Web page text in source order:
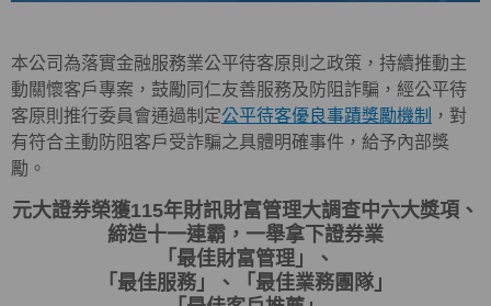
本公司為落實金融服務業公平待客原則之政策，持續推動主
動關懷客戶專案，鼓勵同仁友善服務及防阻詐騙，經公平待
客原則推行委員會通過制定公平待客優良事蹟獎勵機制 ，對
有符合主動防阻客戶受詐騙之具體明確事件，給予內部獎
勵。
元大證券榮獲115年財訊財富管理大調查中六大獎項、
締造十一連霸，一舉拿下證券業
「最佳財富管理」、
「最佳服務」、「最佳業務團隊」